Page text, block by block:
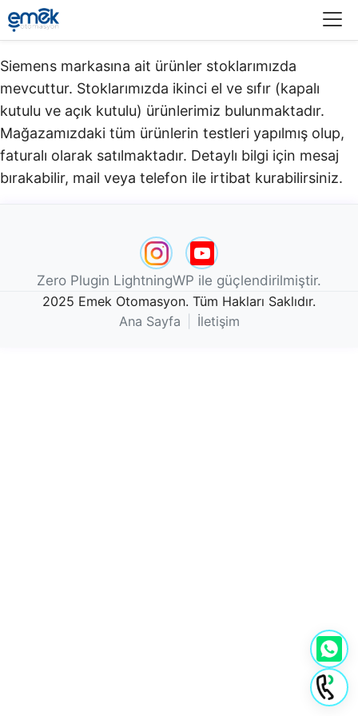
Siemens markasına ait ürünler stoklarımızda
mevcuttur. Stoklarımızda ikinci el ve sıfır (kapalı
kutulu ve açık kutulu) ürünlerimiz bulunmaktadır.​
Mağazamızdaki tüm ürünlerin testleri yapılmış olup,
faturalı olarak satılmaktadır. Detaylı bilgi için mesaj
bırakabilir, mail veya telefon ile irtibat kurabilirsiniz.
Zero Plugin LightningWP ile güçlendirilmiştir.
2025 Emek Otomasyon. Tüm Hakları Saklıdır.
Ana Sayfa
İletişim